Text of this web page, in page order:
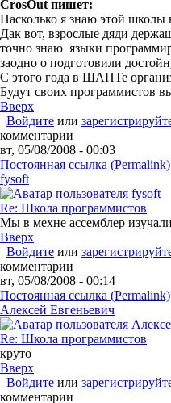
CrosOut пишет:
Насколько я знаю этой
Дак вот, взрослые дяди
точно знаю языки
заодно о подготовили
С этого года в ШАПТе
Будут своих программистов
Вверх
Войдите или
комментарии
вт, 05/08/2008 - 00:03
Постоянная ссылка (Permalink)
fysoft
Re: Школа программистов
Мы в мехне ассемблер
Вверх
Войдите или
комментарии
вт, 05/08/2008 - 00:14
Постоянная ссылка (Permalink)
Алексей Евгеньевич
Re: Школа программистов
круто
Вверх
Войдите или
комментарии